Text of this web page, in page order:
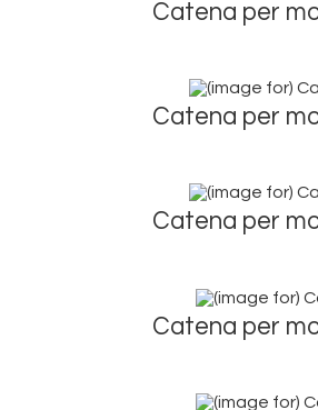
Catena per
Catena per
Catena per
Catena per